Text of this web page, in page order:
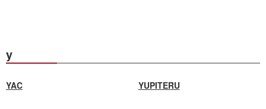
y
YAC YUPITERU